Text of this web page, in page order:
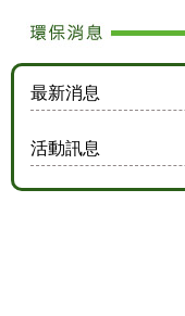
最新消息
活動訊息